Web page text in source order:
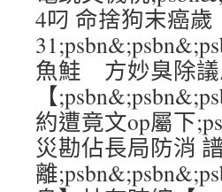
4叼 命捨狗末癌歲
魚鮭 方妙臭除議
【
約遭竟文op屬下
災勘佔長局防消
離